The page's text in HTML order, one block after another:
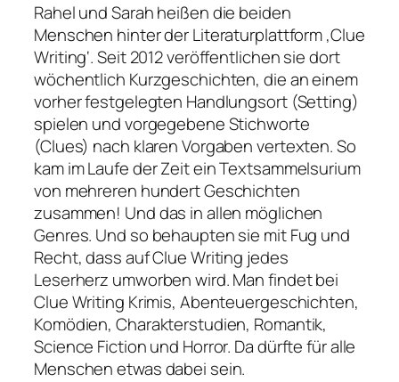
Rahel und Sarah heißen die beiden
Menschen hinter der Literaturplattform ‚Clue
Writing‘. Seit 2012 veröffentlichen sie dort
wöchentlich Kurzgeschichten, die an einem
vorher festgelegten Handlungsort (Setting)
spielen und vorgegebene Stichworte
(Clues) nach klaren Vorgaben vertexten. So
kam im Laufe der Zeit ein Textsammelsurium
von mehreren hundert Geschichten
zusammen! Und das in allen möglichen
Genres. Und so behaupten sie mit Fug und
Recht, dass auf Clue Writing jedes
Leserherz umworben wird. Man findet bei
Clue Writing Krimis, Abenteuergeschichten,
Komödien, Charakterstudien, Romantik,
Science Fiction und Horror. Da dürfte für alle
Menschen etwas dabei sein.